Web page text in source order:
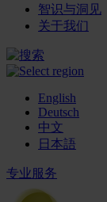
智识与洞见
关于我们
English
Deutsch
中文
日本語
专业服务